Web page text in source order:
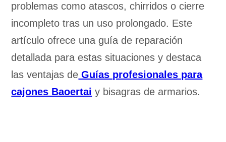
problemas como atascos, chirridos o cierre
incompleto tras un uso prolongado. Este
artículo ofrece una guía de reparación
detallada para estas situaciones y destaca
las ventajas de Guías profesionales para
cajones Baoertai y bisagras de armarios.